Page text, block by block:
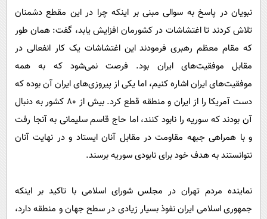
نبویان در پاسخ به سوالی مبنی بر اینکه چرا در این مقطع دشمنان
تلاش کردند تا اغتشاشات در کشورمان افزایش یابد، گفت: همان طور
که مقام معظم رهبری فرمودند این اغتشاشات یک کار انفعالی در
مقابل موفقیت‌های ایران بود. فرصت نمی‌شود که به همه
موفقیت‌های ایران اشاره کنیم، اما یکی از پیروزی‌های ایران آن بوده که
دست آمریکا را از ایران و منطقه قطع کرد. بیش از ۸۰ کشور به دنبال
آن بودند که سوریه را نابود کنند، اما حاج قاسم سلیمانی به آنجا رفت
و با همراهی جبهه مقاومت در مقابل آنان ایستاد و در نهایت آنان
نتوانستند به هدف خود برای نابودی سوریه برسند.
نماینده مردم تهران در مجلس شورای اسلامی با تاکید بر اینکه
جمهوری اسلامی ایران نفوذ بسیار زیادی در سطح جهان و منطقه دارد،